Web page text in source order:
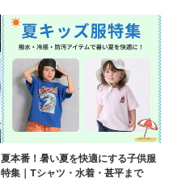
夏本番！暑い夏を快適にする子供服
特集｜Tシャツ・水着・甚平まで